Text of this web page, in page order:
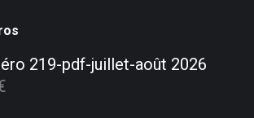
219-pdf-juillet-août 2026